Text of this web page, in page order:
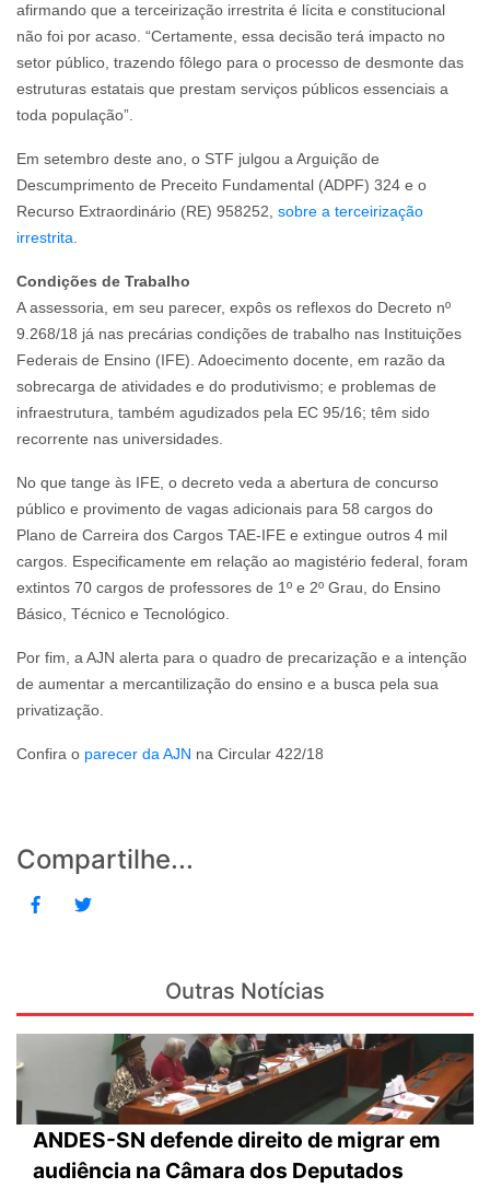
afirmando que a terceirização irrestrita é lícita e constitucional
não foi por acaso. “Certamente, essa decisão terá impacto no
setor público, trazendo fôlego para o processo de desmonte das
estruturas estatais que prestam serviços públicos essenciais a
toda população”.
Em setembro deste ano, o STF julgou a Arguição de
Descumprimento de Preceito Fundamental (ADPF) 324 e o
Recurso Extraordinário (RE) 958252, sobre a terceirização
irrestrita
Condições de Trabalho
A assessoria, em seu parecer, expôs os reflexos do Decreto nº
9.268/18 já nas precárias condições de trabalho nas Instituições
Federais de Ensino (IFE). Adoecimento docente, em razão da
sobrecarga de atividades e do produtivismo; e problemas de
infraestrutura, também agudizados pela EC 95/16; têm sido
recorrente nas universidades.
No que tange às IFE, o decreto veda a abertura de concurso
público e provimento de vagas adicionais para 58 cargos do
Plano de Carreira dos Cargos TAE-IFE e extingue outros 4 mil
cargos. Especificamente em relação ao magistério federal, foram
extintos 70 cargos de professores de 1º e 2º Grau, do Ensino
Básico, Técnico e Tecnológico.
Por fim, a AJN alerta para o quadro de precarização e a intenção
de aumentar a mercantilização do ensino e a busca pela sua
privatização.
Confira o parecer da AJN na Circular 422/18
Compartilhe...
Outras Notícias
ANDES-SN defende direito de migrar em
audiência na Câmara dos Deputados